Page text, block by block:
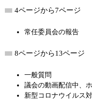
4ページから7ページ
常任委員会の報告
8ページから13ページ
一般質問
議会の動画配信中、
新型コロナウイルス